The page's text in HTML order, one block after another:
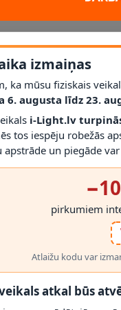
konkrētajai montāžas
izmaiņas
ka mūsu fiziskais
6. augusta līdz 23.
i-Light.lv
tos iespēju robežās
apstrāde un piegāde
pirkumiem
Atlaižu kodu var
atkal būs